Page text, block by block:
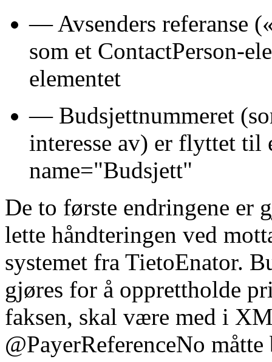
— Avsenders referanse
som et ContactPerson-
elementet
— Budsjettnummeret
interesse av) er flyttet til
name="Budsjett"
De to første endringene er
lette håndteringen ved
systemet fra TietoEnator.
gjøres for å opprettholde
faksen, skal være med i
@PayerReferenceNo